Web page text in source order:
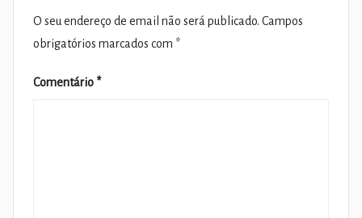
O seu endereço de email não será publicado. Campos
obrigatórios marcados com *
Comentário *